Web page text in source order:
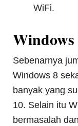
WiFi.
Windows
Sebenarnya
Windows 8
banyak yang
10. Selain itu
bermasalah